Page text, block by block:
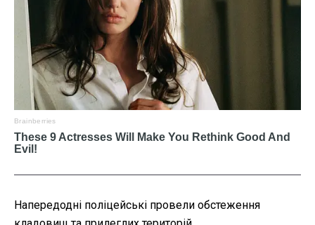
Напередодні поліцейські провели обстеження